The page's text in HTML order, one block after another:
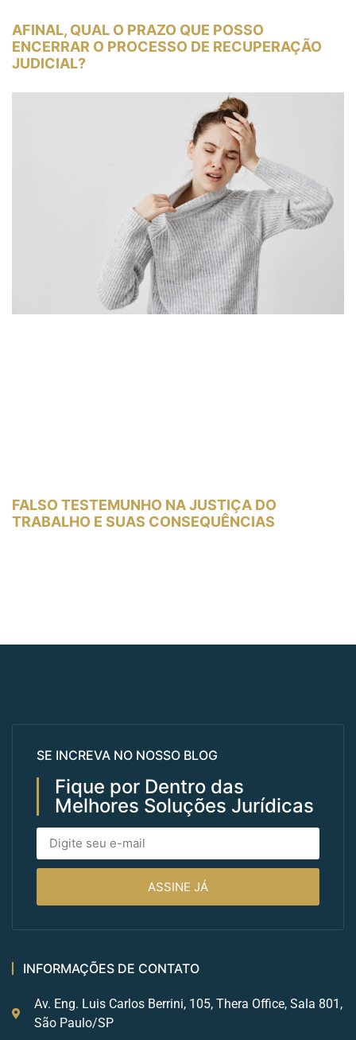
AFINAL, QUAL O PRAZO QUE POSSO
ENCERRAR O PROCESSO DE RECUPERAÇÃO
JUDICIAL?
FALSO TESTEMUNHO NA JUSTIÇA DO
TRABALHO E SUAS CONSEQUÊNCIAS
SE INCREVA NO NOSSO BLOG
Fique por Dentro das
Melhores Soluções Jurídicas
ASSINE JÁ
INFORMAÇÕES DE CONTATO
Av. Eng. Luis Carlos Berrini, 105, Thera Office, Sala 801,
São Paulo/SP